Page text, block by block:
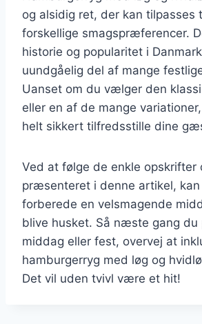
og alsidig ret, der kan tilpasses
forskellige smagspræferencer.
historie og popularitet i
uundgåelig del af mange
Uanset om du vælger den
eller en af de mange
helt sikkert tilfredsstille dine
Ved at følge de enkle opskrifter
præsenteret i denne artikel,
forberede en velsmagende
blive husket. Så næste gang
middag eller fest, overvej at
hamburgerryg med løg og
Det vil uden tvivl være et hit!